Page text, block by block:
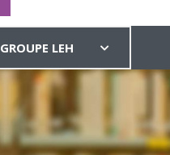
GROUPE LEH